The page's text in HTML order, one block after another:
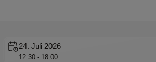
24. Juli 2026
12:30 - 18:00